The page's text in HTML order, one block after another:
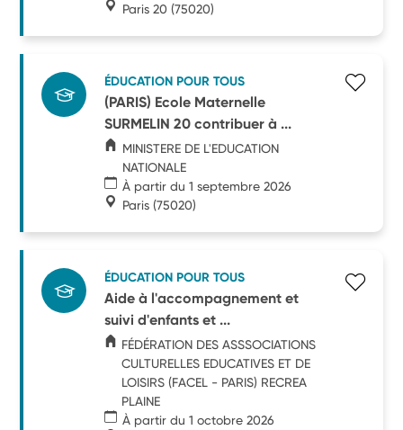
Paris 20 (75020)
ÉDUCATION POUR TOUS
(PARIS) Ecole Maternelle
SURMELIN 20 contribuer à ...
MINISTERE DE L'EDUCATION
NATIONALE
À partir du 1 septembre 2026
Paris (75020)
ÉDUCATION POUR TOUS
Aide à l'accompagnement et
suivi d'enfants et ...
FÉDÉRATION DES ASSSOCIATIONS
CULTURELLES EDUCATIVES ET DE
LOISIRS (FACEL - PARIS) RECREA
PLAINE
À partir du 1 octobre 2026